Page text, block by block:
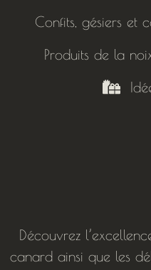
Confits, gésiers et
Produits de la
Découvrez
canard ainsi que les